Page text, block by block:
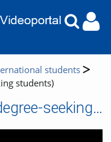
students
students)
Studying in Germany (degree-seeking students)